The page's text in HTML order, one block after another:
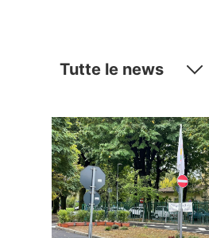
Tutte le news